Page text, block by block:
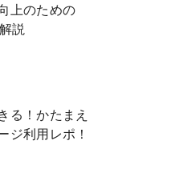
上のための
説
る！かたまえ
ジ利用レポ！